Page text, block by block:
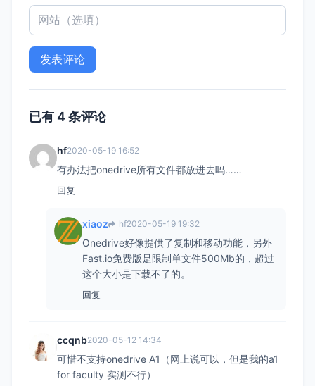
已有 4 条评论
hf2020-05-19 16:52
有办法把onedrive所有文件都放进去吗……
回复
xiaoz hf2020-05-19 19:32
Onedrive好像提供了复制和移动功能，另外
Fast.io免费版是限制单文件500Mb的，超过
这个大小是下载不了的。
回复
ccqnb2020-05-12 14:34
可惜不支持onedrive A1（网上说可以，但是我的a1
for faculty 实测不行）